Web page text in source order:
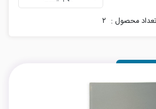
تعداد محصول : ۲